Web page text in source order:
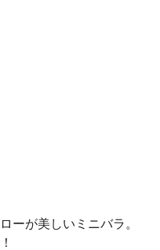
ーが美しいミニバラ。